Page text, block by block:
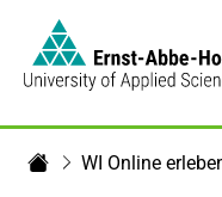
WI Online